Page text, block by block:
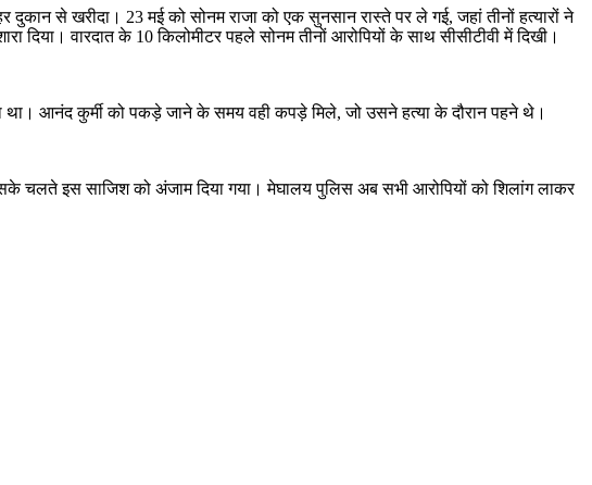
से खरीदा। 23 मई को सोनम राजा को एक सुनसान रास्ते पर ले गई, जहां तीनों हत्यारों ने
दिया। वारदात के 10 किलोमीटर पहले सोनम तीनों आरोपियों के साथ सीसीटीवी में दिखी।
आनंद कुर्मी को पकड़े जाने के समय वही कपड़े मिले, जो उसने हत्या के दौरान पहने थे।
चलते इस साजिश को अंजाम दिया गया। मेघालय पुलिस अब सभी आरोपियों को शिलांग लाकर